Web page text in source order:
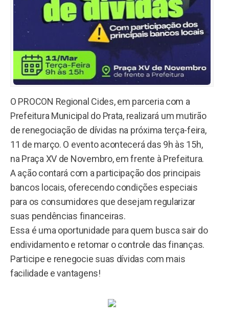
O PROCON Regional Cides, em parceria com a
Prefeitura Municipal do Prata, realizará um mutirão
de renegociação de dívidas na próxima terça-feira,
11 de março. O evento acontecerá das 9h às 15h,
na Praça XV de Novembro, em frente à Prefeitura.
A ação contará com a participação dos principais
bancos locais, oferecendo condições especiais
para os consumidores que desejam regularizar
suas pendências financeiras.
Essa é uma oportunidade para quem busca sair do
endividamento e retomar o controle das finanças.
Participe e renegocie suas dívidas com mais
facilidade e vantagens!